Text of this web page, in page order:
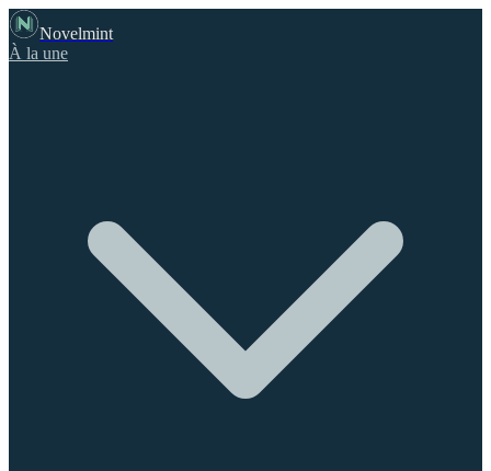
Novelmint
À la une